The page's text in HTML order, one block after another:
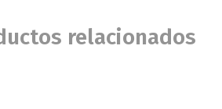
relacionados